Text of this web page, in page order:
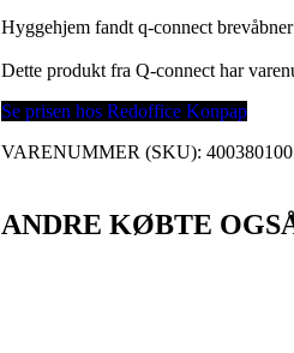
Hyggehjem fandt q-connect
Dette produkt fra Q-connect har
Se prisen hos Redoffice Konpap
VARENUMMER (SKU):
ANDRE KØBTE